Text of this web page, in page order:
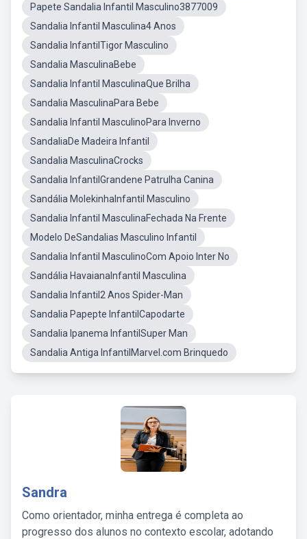
Papete Sandalia Infantil Masculino3877009
Sandalia Infantil Masculina4 Anos
Sandalia InfantilTigor Masculino
Sandalia MasculinaBebe
Sandalia Infantil MasculinaQue Brilha
Sandalia MasculinaPara Bebe
Sandalia Infantil MasculinoPara Inverno
SandaliaDe Madeira Infantil
Sandalia MasculinaCrocks
Sandalia InfantilGrandene Patrulha Canina
Sandália MolekinhaInfantil Masculino
Sandalia Infantil MasculinaFechada Na Frente
Modelo DeSandalias Masculino Infantil
Sandalia Infantil MasculinoCom Apoio Inter No
Sandália HavaianaInfantil Masculina
Sandalia Infantil2 Anos Spider-Man
Sandalia Papepte InfantilCapodarte
Sandalia Ipanema InfantilSuper Man
Sandalia Antiga InfantilMarvel.com Brinquedo
Sandra
Como orientador, minha entrega é completa ao
progresso dos alunos no contexto escolar, adotando